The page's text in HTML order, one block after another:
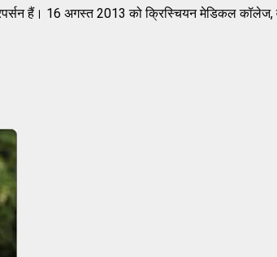
हैं। 16 अगस्त 2013 को क्रिस्चियन मेडिकल कॉलेज,